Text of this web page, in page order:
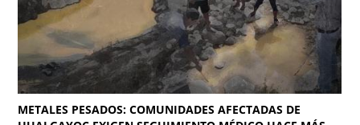
METALES PESADOS: COMUNIDADES AFECTADAS DE